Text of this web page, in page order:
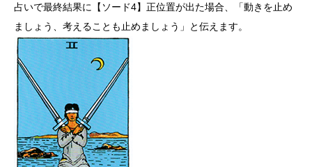
占いで最終結果に【ソード4】正位置が出た場合、「動きを止め
ましょう、考えることも止めましょう」と伝えます。